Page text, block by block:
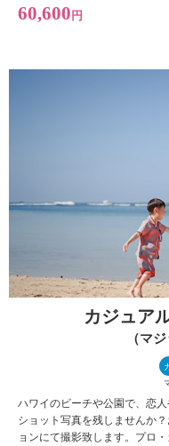
60,600 円
カジュア
（マ
ハワイのビーチや公園で、恋
ショット写真を残しませんか
ョンにて撮影致します。プロ